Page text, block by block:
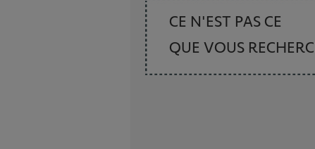
CE N'EST PAS CE
QUE VOUS